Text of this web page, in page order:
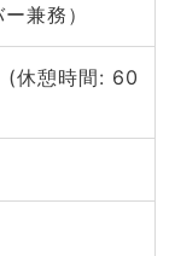
兼務）
(休憩時間: 60